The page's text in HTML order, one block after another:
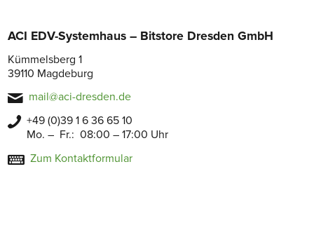
ACI EDV-Systemhaus – Bitstore Dresden GmbH
Kümmelsberg 1
39110 Magdeburg
mail@aci-dresden.de
+49 (0)39 1 6 36 65 10
Mo. – Fr.: 08:00 – 17:00 Uhr
Zum Kontaktformular